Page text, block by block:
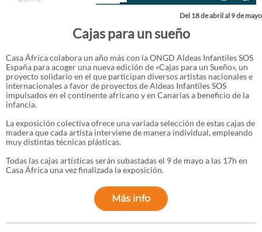
Del 18 de abril al 9 de mayo
Cajas para un sueño
Casa África colabora un año más con la ONGD Aldeas Infantiles SOS
España para acoger una nueva edición de «Cajas para un Sueño», un
proyecto solidario en el que participan diversos artistas nacionales e
internacionales a favor de proyectos de Aldeas Infantiles SOS
impulsados en el continente africano y en Canarias a beneficio de la
infancia.
La exposición colectiva ofrece una variada selección de estas cajas de
madera que cada artista interviene de manera individual, empleando
muy distintas técnicas plásticas.
Todas las cajas artísticas serán subastadas el 9 de mayo a las 17h en
Casa África una vez finalizada la exposición.
Más info